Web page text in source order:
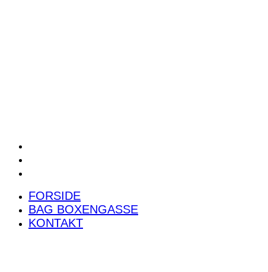
FORSIDE
BAG BOXENGASSE
KONTAKT